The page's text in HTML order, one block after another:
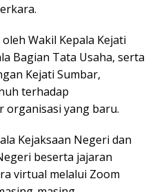
Wakil Kepala Kejati
Bagian Tata Usaha, serta
Kejati Sumbar,
terhadap
organisasi yang baru.
Kejaksaan Negeri dan
beserta jajaran
virtual melalui Zoom